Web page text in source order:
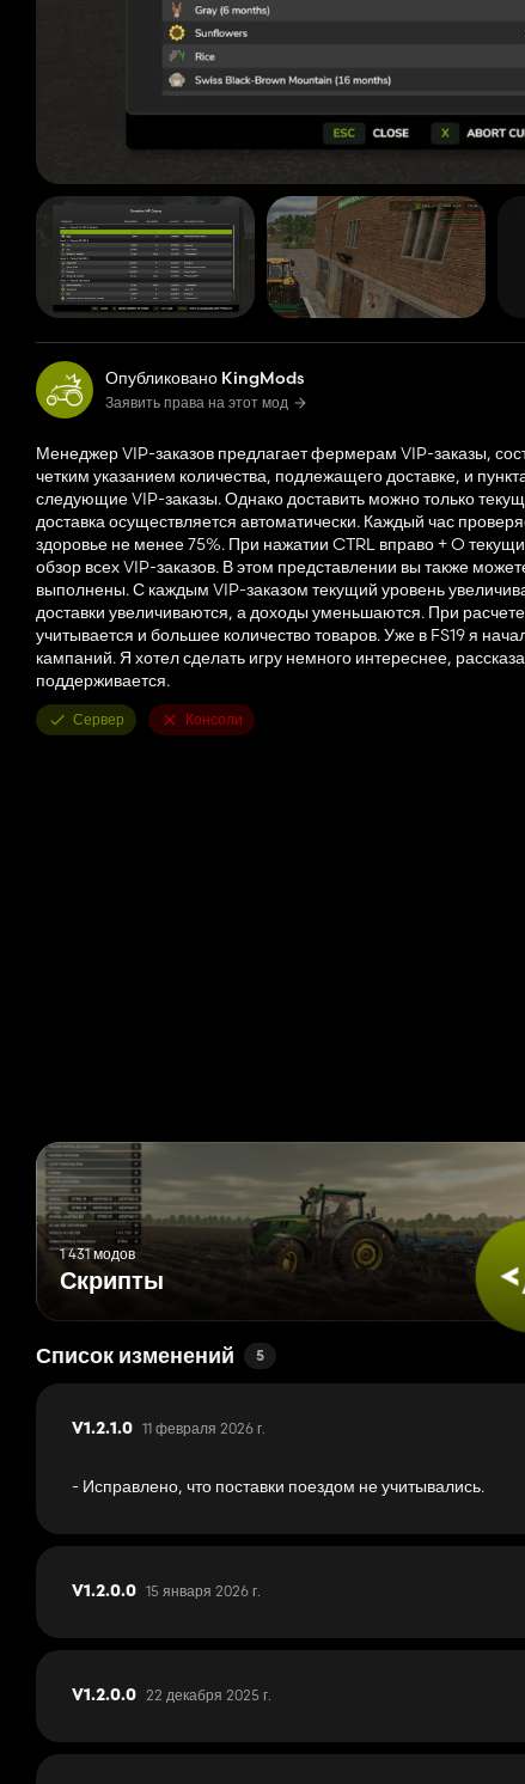
Опубликовано KingMods
Заявить права на этот мод
Менеджер VIP-заказов предлагает фермерам VIP-заказы,
четким указанием количества, подлежащего доставке, и
следующие VIP-заказы. Однако доставить можно только
доставка осуществляется автоматически. Каждый час
здоровье не менее 75%. При нажатии CTRL вправо + O
обзор всех VIP-заказов. В этом представлении вы также
выполнены. С каждым VIP-заказом текущий уровень
доставки увеличиваются, а доходы уменьшаются. При
учитывается и большее количество товаров. Уже в FS19 я
кампаний. Я хотел сделать игру немного интереснее,
поддерживается.
Сервер Консоли
1 431 модов
Скрипты
Список изменений 5
V1.2.1.0 11 февраля 2026 г.
- Исправлено, что поставки поездом не учитывались.
V1.2.0.0 15 января 2026 г.
V1.2.0.0 22 декабря 2025 г.